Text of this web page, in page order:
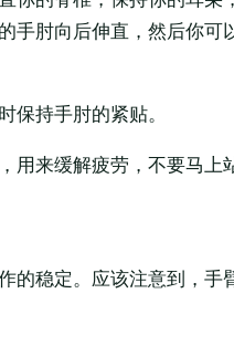
手肘向后伸直，然后你可
持手肘的紧贴。
来缓解疲劳，不要马上
的稳定。应该注意到，手